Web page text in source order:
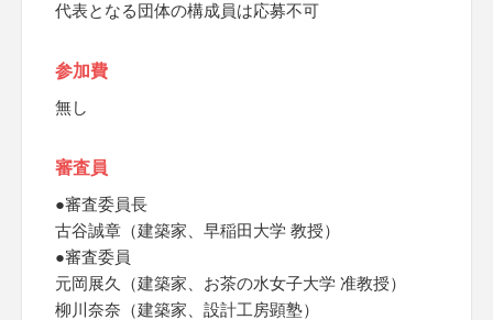
代表となる団体の構成員は応募不可
参加費
無し
審査員
●審査委員長
古谷誠章（建築家、早稲田大学 教授）
●審査委員
元岡展久（建築家、お茶の水女子大学 准教授）
柳川奈奈（建築家、設計工房顕塾）